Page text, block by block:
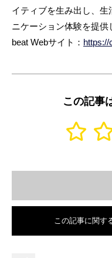
イティブを⽣み出し、⽣
ニケーション体験を提供
beat Webサイト： https://
この記事
この記事に関す